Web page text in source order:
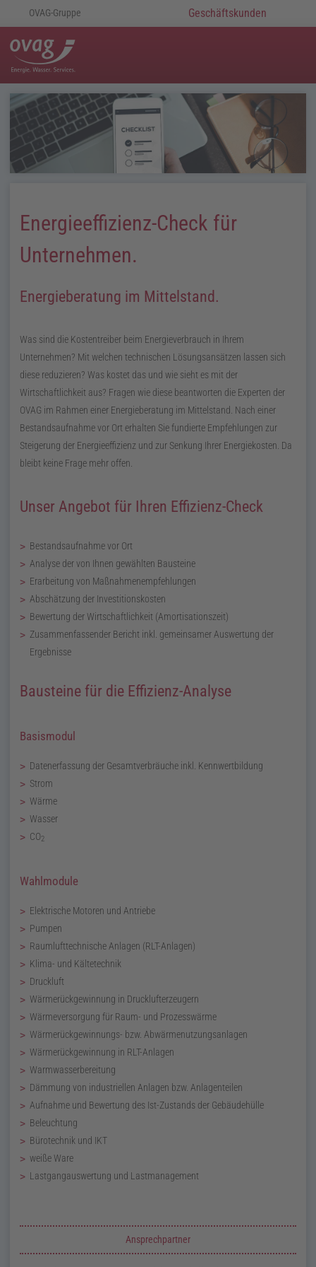
OVAG-Gruppe Geschäftskunden
Energieeffizienz-Check für
Unternehmen.
Energieberatung im Mittelstand.
Was sind die Kostentreiber beim Energieverbrauch in Ihrem
Unternehmen? Mit welchen technischen Lösungsansätzen lassen sich
diese reduzieren? Was kostet das und wie sieht es mit der
Wirtschaftlichkeit aus? Fragen wie diese beantworten die Experten der
OVAG im Rahmen einer Energieberatung im Mittelstand. Nach einer
Bestandsaufnahme vor Ort erhalten Sie fundierte Empfehlungen zur
Steigerung der Energieeffizienz und zur Senkung Ihrer Energiekosten. Da
bleibt keine Frage mehr offen.
Unser Angebot für Ihren Effizienz-Check
Bestandsaufnahme vor Ort
Analyse der von Ihnen gewählten Bausteine
Erarbeitung von Maßnahmenempfehlungen
Abschätzung der Investitionskosten
Bewertung der Wirtschaftlichkeit (Amortisationszeit)
Zusammenfassender Bericht inkl. gemeinsamer Auswertung der
Ergebnisse
Bausteine für die Effizienz-Analyse
Basismodul
Datenerfassung der Gesamtverbräuche inkl. Kennwertbildung
Strom
Wärme
Wasser
CO2
Wahlmodule
Elektrische Motoren und Antriebe
Pumpen
Raumlufttechnische Anlagen (RLT-Anlagen)
Klima- und Kältetechnik
Druckluft
Wärmerückgewinnung in Drucklufterzeugern
Wärmeversorgung für Raum- und Prozesswärme
Wärmerückgewinnungs- bzw. Abwärmenutzungsanlagen
Wärmerückgewinnung in RLT-Anlagen
Warmwasserbereitung
Dämmung von industriellen Anlagen bzw. Anlagenteilen
Aufnahme und Bewertung des Ist-Zustands der Gebäudehülle
Beleuchtung
Bürotechnik und IKT
weiße Ware
Lastgangauswertung und Lastmanagement
Zusatzinformationen zur Seite Effizienz-Check
Ansprechpartner